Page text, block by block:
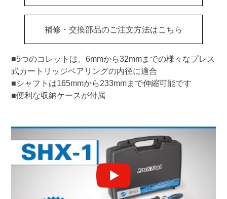
補修・交換部品のご注文方法はこちら
■5つのコレットは、6mmから32mmまでの様々なプレス
式カートリッジベアリングの内径に適合
■シャフトは165mmから233mmまで伸縮可能です
■便利な収納ケースが付属